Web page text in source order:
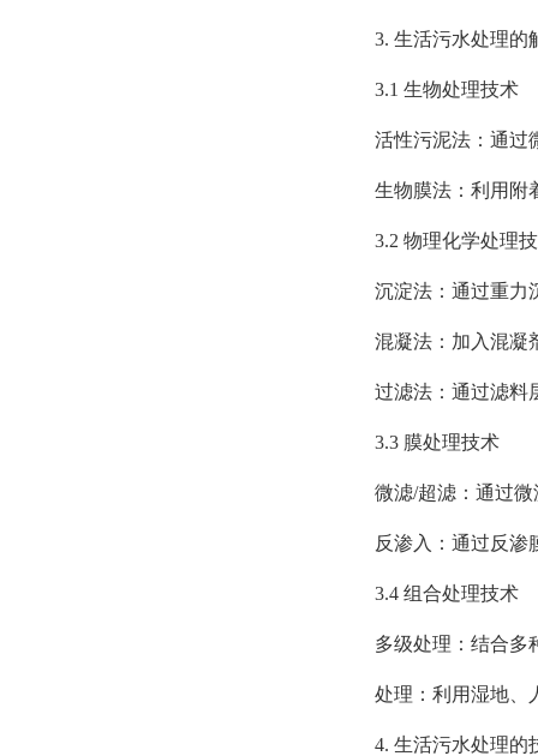
3. 生活污水处理的
3.1 生物处理技术
活性污泥法：通过微
生物膜法：利用附着
3.2 物理化学处理
沉淀法：通过重力
混凝法：加入混凝剂
过滤法：通过滤料层
3.3 膜处理技术
微滤/超滤：通过微
反渗入：通过反渗膜
3.4 组合处理技术
多级处理：结合多种
处理：利用湿地、人
4. 生活污水处理的